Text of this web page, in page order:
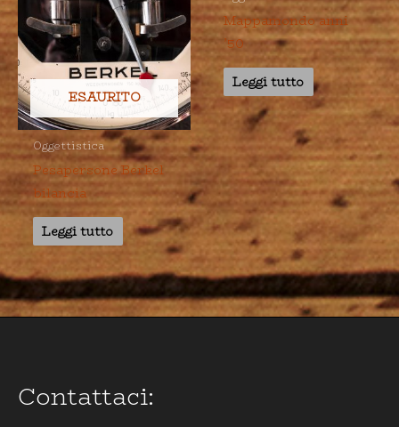
ESAURITO
Oggettistica
Pesapersone Berkel
bilancia
Leggi tutto
Mappamondo anni
’50
Leggi tutto
Contattaci: